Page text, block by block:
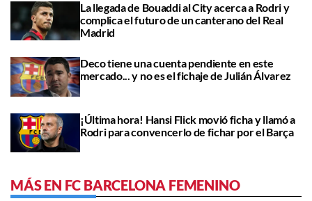
La llegada de Bouaddi al City acerca a Rodri y
complica el futuro de un canterano del Real
Madrid
Deco tiene una cuenta pendiente en este
mercado... y no es el fichaje de Julián Álvarez
¡Última hora! Hansi Flick movió ficha y llamó a
Rodri para convencerlo de fichar por el Barça
MÁS EN FC BARCELONA FEMENINO